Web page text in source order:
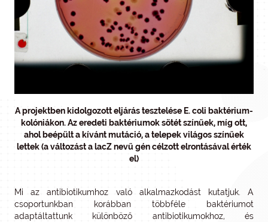
A projektben kidolgozott eljárás tesztelése E. coli baktérium-
kolóniákon. Az eredeti baktériumok sötét színűek, míg ott,
ahol beépült a kívánt mutáció, a telepek világos színűek
lettek (a változást a lacZ nevű gén célzott elrontásával érték
el)
Mi az antibiotikumhoz való alkalmazkodást kutatjuk. A
csoportunkban korábban többféle baktériumot
adaptáltattunk különböző antibiotikumokhoz, és